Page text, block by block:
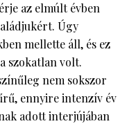
az elmúlt évben
Úgy
mellette áll, és ez
szokatlan volt.
nem sokszor
ennyire intenzív év
adott interjújában